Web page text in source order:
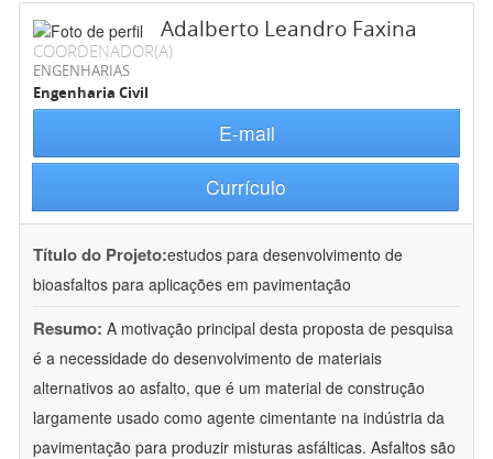
Adalberto Leandro Faxina
COORDENADOR(A)
ENGENHARIAS
Engenharia Civil
E-mail
Currículo
Título do Projeto:estudos para desenvolvimento de
bioasfaltos para aplicações em pavimentação
Resumo: A motivação principal desta proposta de pesquisa
é a necessidade do desenvolvimento de materiais
alternativos ao asfalto, que é um material de construção
largamente usado como agente cimentante na indústria da
pavimentação para produzir misturas asfálticas. Asfaltos são